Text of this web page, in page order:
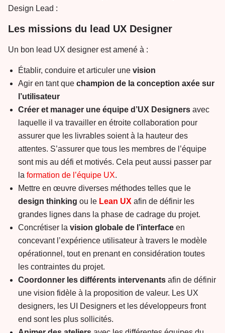
Design Lead :
Les missions du lead UX Designer
Un bon lead UX designer est amené à :
Établir, conduire et articuler une vision
Agir en tant que champion de la conception axée sur
l’utilisateur
Créer et manager une équipe d’UX Designers avec
laquelle il va travailler en étroite collaboration pour
assurer que les livrables soient à la hauteur des
attentes. S’assurer que tous les membres de l’équipe
sont mis au défi et motivés. Cela peut aussi passer par
la formation de l’équipe UX.
Mettre en œuvre diverses méthodes telles que le
design thinking ou le Lean UX afin de définir les
grandes lignes dans la phase de cadrage du projet.
Concrétiser la vision globale de l’interface en
concevant l’expérience utilisateur à travers le modèle
opérationnel, tout en prenant en considération toutes
les contraintes du projet.
Coordonner les différents intervenants afin de définir
une vision fidèle à la proposition de valeur. Les UX
designers, les UI Designers et les développeurs front
end sont les plus sollicités.